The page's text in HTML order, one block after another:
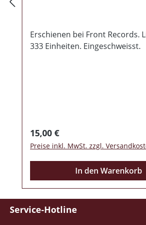
Erschienen bei Front Records.
333 Einheiten. Eingeschweisst.
Regulärer Preis:
15,00 €
Preise inkl. MwSt. zzgl.
In den Warenkorb
Service-Hotline